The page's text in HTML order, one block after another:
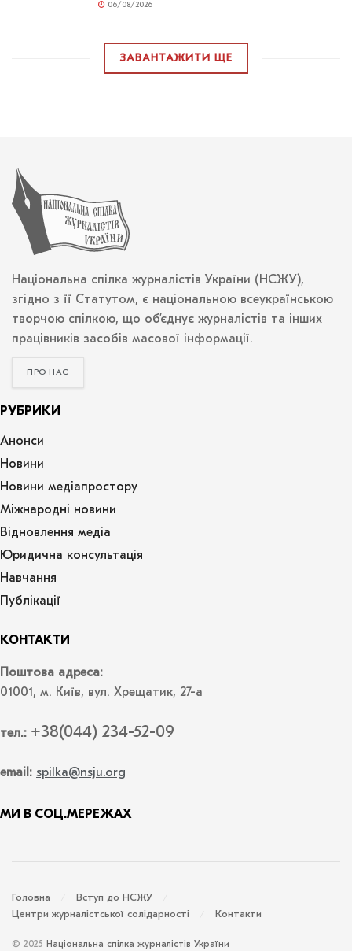
06/08/2026
ЗАВАНТАЖИТИ ЩЕ
Національна спілка журналістів України (НСЖУ),
згідно з її Статутом, є національною всеукраїнською
творчою спілкою, що об’єднує журналістів та інших
працівників засобів масової інформації.
ПРО НАС
РУБРИКИ
Анонси
Новини
Новини медіапростору
Міжнародні новини
Відновлення медіа
Юридична консультація
Навчання
Публікації
КОНТАКТИ
Поштова адреса:
01001, м. Київ, вул. Хрещатик, 27-а
тел.: +38(044) 234-52-09
email: spilka@nsju.org
МИ В СОЦ.МЕРЕЖАХ
Головна
Вступ до НСЖУ
Центри журналістської солідарності
Контакти
© 2025 Національна спілка журналістів України